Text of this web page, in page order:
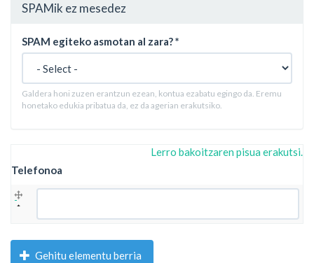
SPAMik ez mesedez
SPAM egiteko asmotan al zara?*
Galdera honi zuzen erantzun ezean, kontua ezabatu egingo da. Eremu
honetako edukia pribatua da, ez da agerian erakutsiko.
Lerro bakoitzaren pisua erakutsi.
Telefonoa
Gehitu elementu berria